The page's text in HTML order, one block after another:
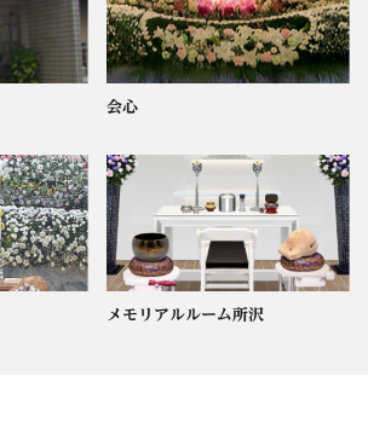
会心
メモリアルルーム所沢